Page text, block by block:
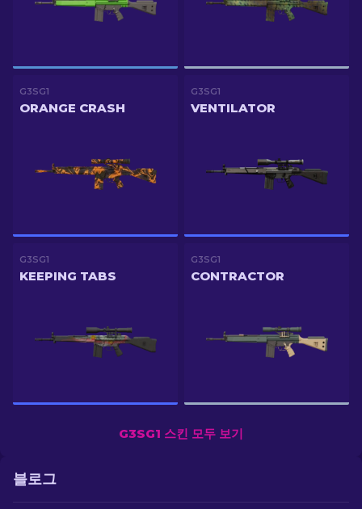
G3SG1
ORANGE CRASH
G3SG1
VENTILATOR
G3SG1
KEEPING TABS
G3SG1
CONTRACTOR
G3SG1 스킨 모두 보기
블로그